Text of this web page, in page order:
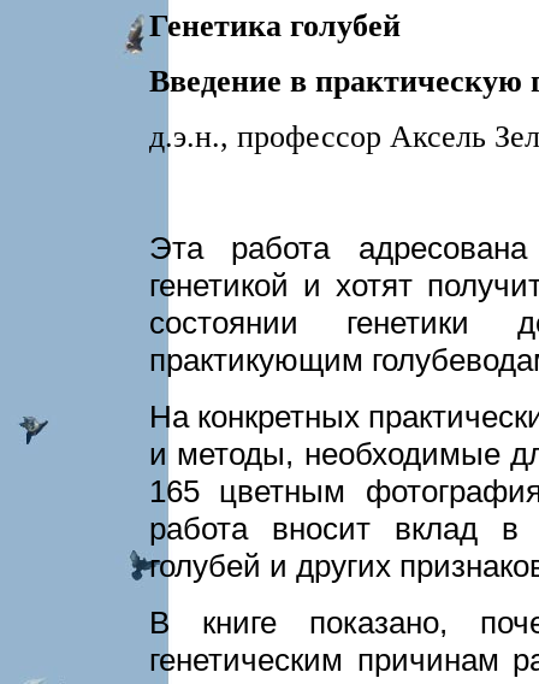
Генетика голубей
Введение в практическую
д.э.н., профессор Аксель
Эта работа
генетикой и хотят
состоянии
практикующим
На конкретных
и методы, необходимые
165 цветным
работа вносит вклад в
голубей и других
В книге показано,
генетическим причинам